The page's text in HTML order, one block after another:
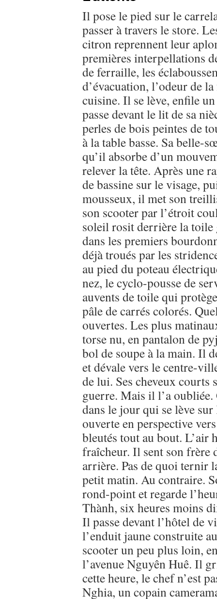
Il pose le pied sur le
passer à travers le store.
citron reprennent leur
premières interpellations
de ferraille, les
d’évacuation, l’odeur de
cuisine. Il se lève, enfile
passe devant le lit de sa
perles de bois peintes de
à la table basse. Sa belle-
qu’il absorbe d’un
relever la tête. Après une
de bassine sur le visage,
mousseux, il met son
son scooter par l’étroit
soleil rosit derrière la
dans les premiers
déjà troués par les
au pied du poteau
nez, le cyclo-pousse de
auvents de toile qui
pâle de carrés colorés.
ouvertes. Les plus
torse nu, en pantalon de
bol de soupe à la main. Il
et dévale vers le centre-
de lui. Ses cheveux courts
guerre. Mais il l’a
dans le jour qui se lève
ouverte en perspective
bleutés tout au bout. L’air
fraîcheur. Il sent son frère
arrière. Pas de quoi ternir
petit matin. Au contraire.
rond-point et regarde
Thành, six heures moins
Il passe devant l’hôtel de
l’enduit jaune construite
scooter un peu plus loin,
l’avenue Nguyên Huê. Il
cette heure, le chef n’est
Nghia, un copain